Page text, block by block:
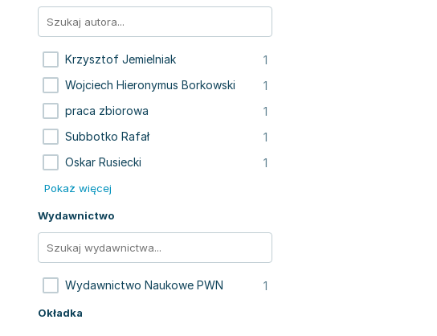
Krzysztof Jemielniak 1
Wojciech Hieronymus Borkowski 1
praca zbiorowa 1
Subbotko Rafał 1
Oskar Rusiecki 1
Pokaż więcej
Wydawnictwo
Wydawnictwo Naukowe PWN 1
Okładka